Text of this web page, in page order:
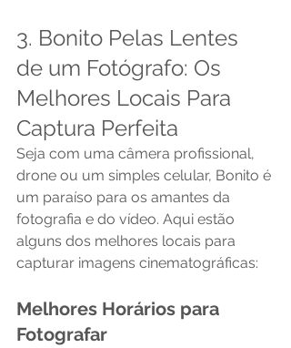
3. Bonito Pelas Lentes
de um Fotógrafo: Os
Melhores Locais Para
Captura Perfeita
Seja com uma câmera profissional,
drone ou um simples celular, Bonito é
um paraíso para os amantes da
fotografia e do vídeo. Aqui estão
alguns dos melhores locais para
capturar imagens cinematográficas:
Melhores Horários para
Fotografar